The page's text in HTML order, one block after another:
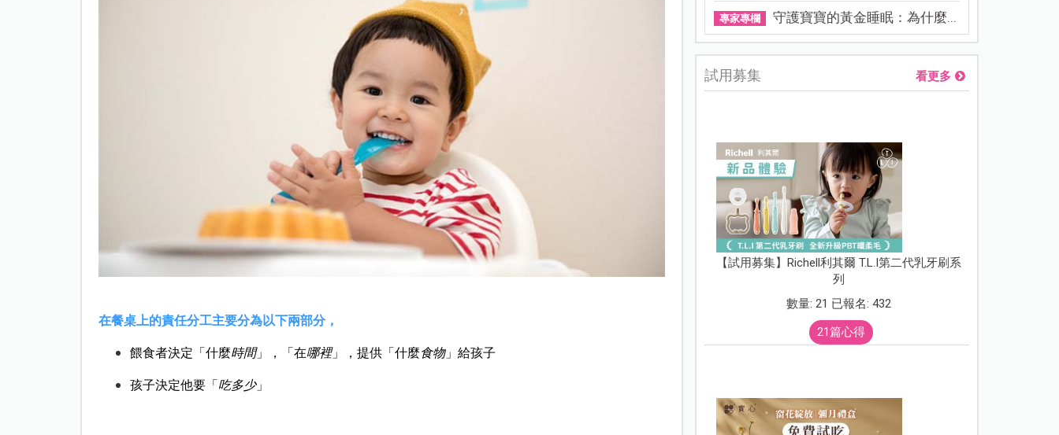
在餐桌上的責任分工主要分為以下兩部分，
餵食者決定「什麼時間」，「在哪裡」，提供「什麼食物」給孩子
孩子決定他要「 吃多少」
專家專欄 守護寶寶的黃金睡眠：為什麼...
試用募集 看更多
【試用募集】Richell利其爾 T.L.I第二代乳牙刷系
列
數量: 21 已報名: 432
21篇心得